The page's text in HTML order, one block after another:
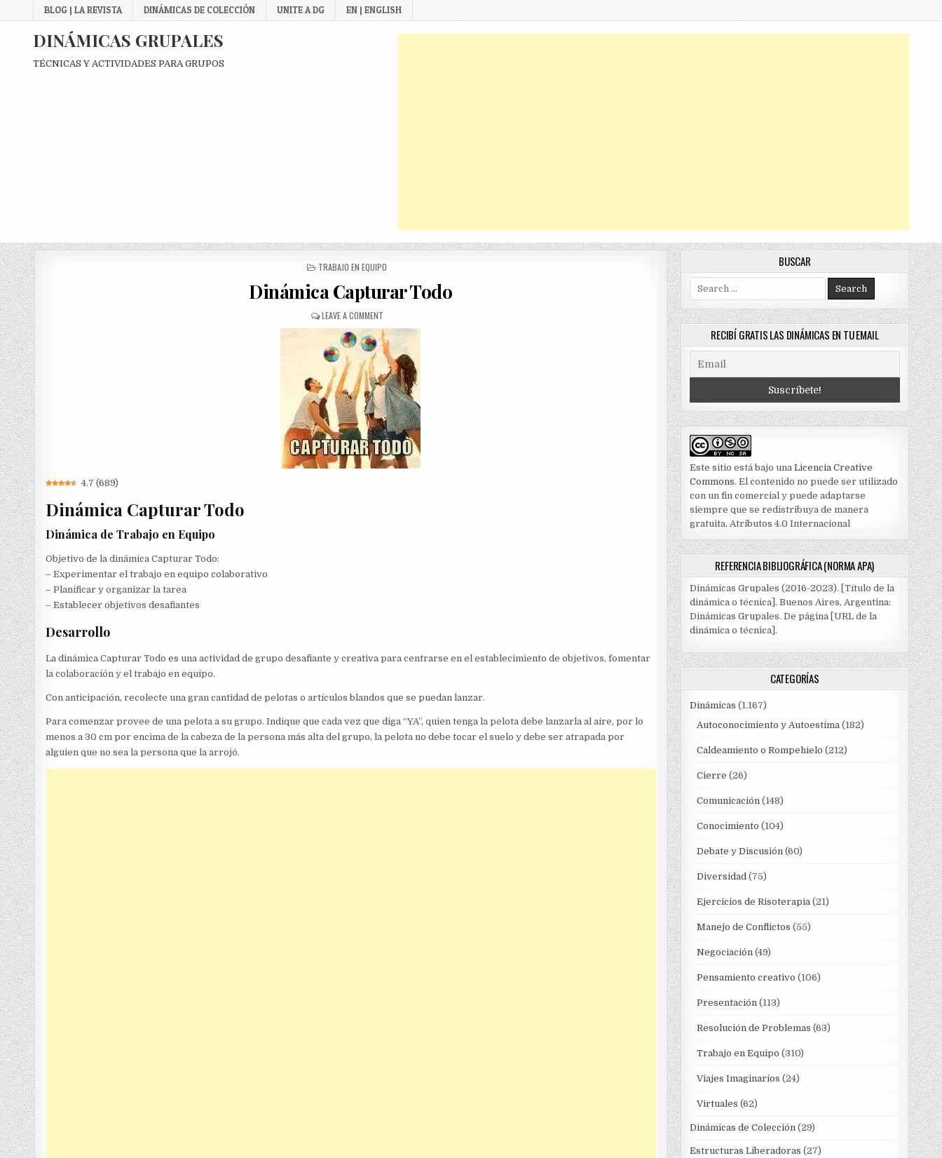
to
BLOG | LA REVISTA DINÁMICAS DE COLECCIÓN UNITE A DG EN | ENGLISH
DINÁMICAS GRUPALES
TÉCNICAS Y ACTIVIDADES PARA GRUPOS
POSTED
TRABAJO EN EQUIPO
Dinámica Capturar Todo
LEAVE A COMMENTON
DINÁMICA
CAPTURAR
TODO
4.7 (689)
Dinámica Capturar Todo
Dinámica de Trabajo en Equipo
Objetivo de la dinámica Capturar Todo:
– Experimentar el trabajo en equipo colaborativo
– Planificar y organizar la tarea
– Establecer objetivos desafiantes
Desarrollo
La dinámica Capturar Todo es una actividad de grupo desafiante y creativa para centrarse en el establecimiento de objetivos, fomentar
la colaboración y el trabajo en equipo.
Con anticipación, recolecte una gran cantidad de pelotas o artículos blandos que se puedan lanzar.
Para comenzar provee de una pelota a su grupo. Indique que cada vez que diga “YA”, quien tenga la pelota debe lanzarla al aire, por lo
menos a 30 cm por encima de la cabeza de la persona más alta del grupo, la pelota no debe tocar el suelo y debe ser atrapada por
alguien que no sea la persona que la arrojó.
BUSCAR
Search
for:
RECIBÍ GRATIS LAS DINÁMICAS EN TU EMAIL
Este sitio está bajo una Licencia Creative
Commons. El contenido no puede ser utilizado
con un fin comercial y puede adaptarse
siempre que se redistribuya de manera
gratuita. Atributos 4.0 Internacional
REFERENCIA BIBLIOGRÁFICA (NORMA APA)
Dinámicas Grupales (2016-2023). [Título de la
dinámica o técnica]. Buenos Aires, Argentina:
Dinámicas Grupales. De página [URL de la
dinámica o técnica].
CATEGORÍAS
Dinámicas (1.167)
Autoconocimiento y Autoestima(182)
Caldeamiento o Rompehielo (212)
Cierre (26)
Comunicación(148)
Conocimiento (104)
Debate y Discusión(60)
Diversidad(75)
Ejercicios de Risoterapia(21)
Manejo de Conflictos (55)
Negociación(49)
Pensamiento creativo (106)
Presentación(113)
Resolución de Problemas (63)
Trabajo en Equipo (310)
Viajes Imaginarios (24)
Virtuales (62)
Dinámicas de Colección(29)
Estructuras Liberadoras (27)